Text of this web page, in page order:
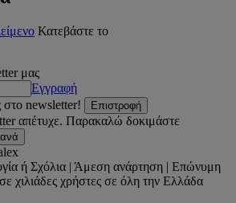
Κατεβάστε το
μας
Εγγραφή
στο newsletter!
Επιστροφή
απέτυχε. Παρακαλώ δοκιμάστε
ή Σχόλια | Άμεση ανάρτηση | Επώνυμη
χιλιάδες χρήστες σε όλη την Ελλάδα